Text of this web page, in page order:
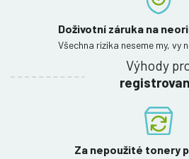
Doživotní záruka na
Všechna rizika neseme my, vy
Výhody
Za nepoužité tonery